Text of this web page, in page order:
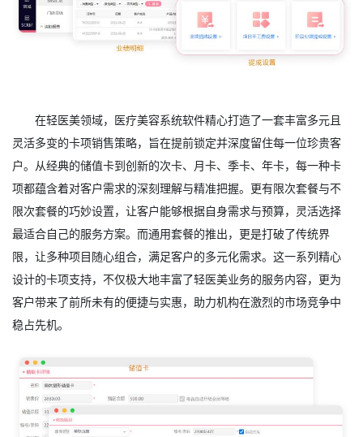
在轻医美领域，医疗美容系统软件精心打造了一套丰富多元且
灵活多变的卡项销售策略，旨在提前锁定并深度留住每一位珍贵客
户。从经典的储值卡到创新的次卡、月卡、季卡、年卡，每一种卡
项都蕴含着对客户需求的深刻理解与精准把握。更有限次套餐与不
限次套餐的巧妙设置，让客户能够根据自身需求与预算，灵活选择
最适合自己的服务方案。而通用套餐的推出，更是打破了传统界
限，让多种项目随心组合，满足客户的多元化需求。这一系列精心
设计的卡项支持，不仅极大地丰富了轻医美业务的服务内容，更为
客户带来了前所未有的便捷与实惠，助力机构在激烈的市场竞争中
稳占先机。